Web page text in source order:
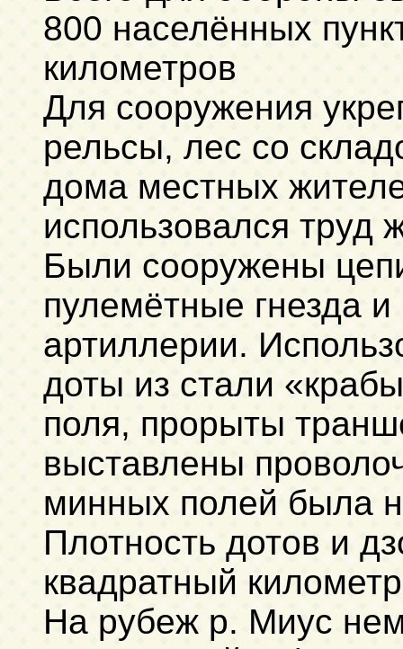
800 населённых
километров
Для сооружения
рельсы, лес со
дома местных
использовался труд
Были сооружены
пулемётные гнезда
артиллерии.
доты из стали
поля, прорыты
выставлены
минных полей была
Плотность дотов и
квадратный километр
На рубеж р. Миус